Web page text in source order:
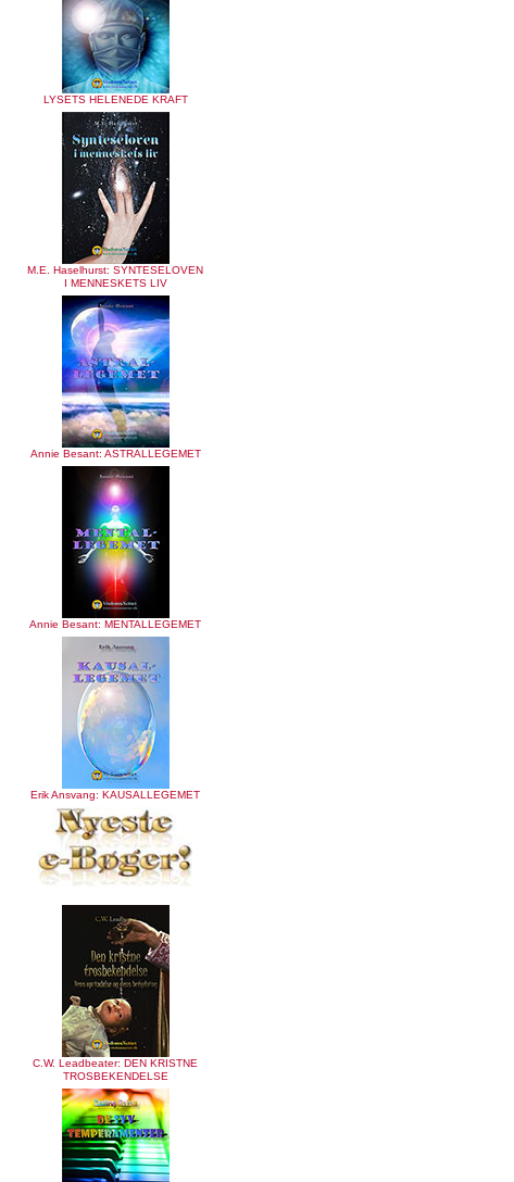
LYSETS HELENEDE KRAFT
M.E. Haselhurst: SYNTESELOVEN
I MENNESKETS LIV
Annie Besant: ASTRALLEGEMET
Annie Besant: MENTALLEGEMET
Erik Ansvang: KAUSALLEGEMET
C.W. Leadbeater: DEN KRISTNE
TROSBEKENDELSE